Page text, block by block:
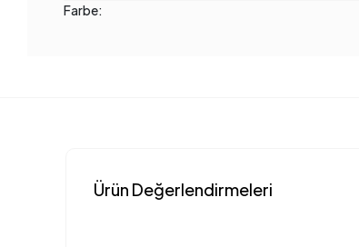
Farbe:
Ürün Değerlendirmeleri